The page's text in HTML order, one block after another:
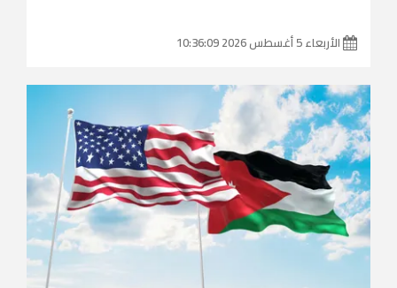
الأربعاء 5 أغسطس 2026 10:36:09